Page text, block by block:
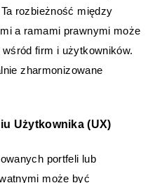
rozbieżność między
a ramami prawnymi może
firm i użytkowników.
zharmonizowane
Użytkownika (UX)
portfeli lub
może być